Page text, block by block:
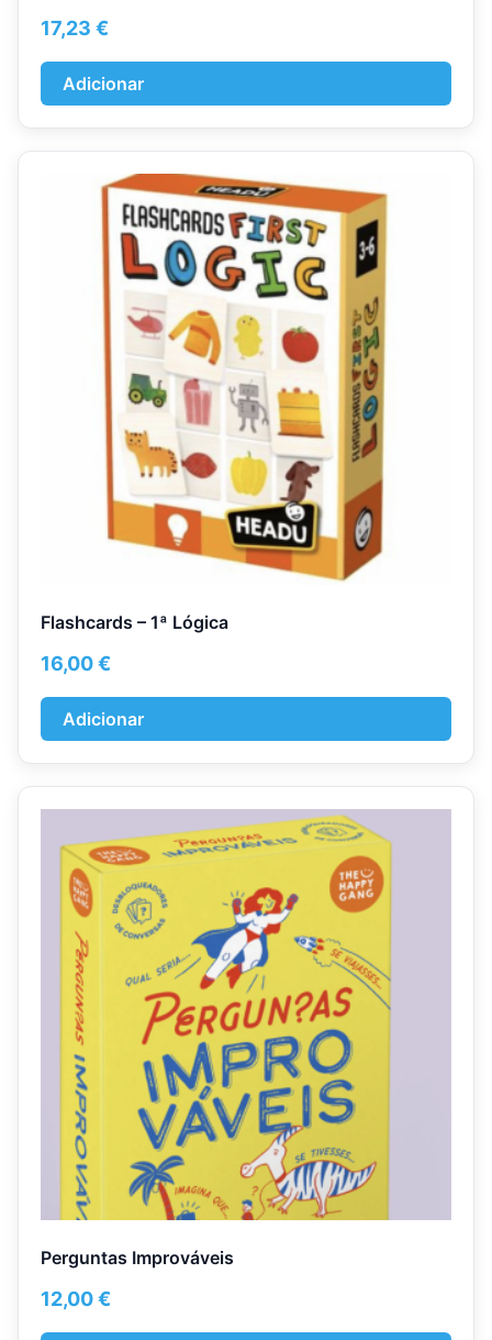
17,23 €
Adicionar
Flashcards – 1ª Lógica
16,00€
Adicionar
Perguntas Improváveis
12,00€